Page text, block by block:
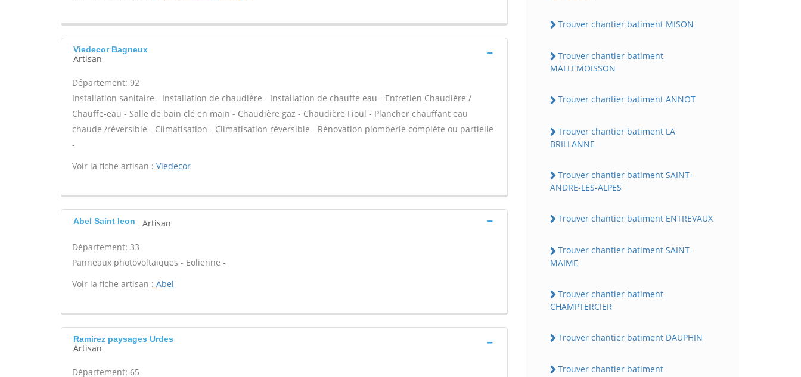
Viedecor Bagneux
Artisan
Département: 92
Installation sanitaire - Installation de chaudière - Installation de chauffe eau - Entretien Chaudière /
Chauffe-eau - Salle de bain clé en main - Chaudière gaz - Chaudière Fioul - Plancher chauffant eau
chaude /réversible - Climatisation - Climatisation réversible - Rénovation plomberie complète ou partielle
-
Voir la fiche artisan : Viedecor
Abel Saint leon Artisan
Département: 33
Panneaux photovoltaïques - Eolienne -
Voir la fiche artisan : Abel
Ramirez paysages Urdes
Artisan
Département: 65
Trouver chantier batiment MISON
Trouver chantier batiment
MALLEMOISSON
Trouver chantier batiment ANNOT
Trouver chantier batiment LA
BRILLANNE
Trouver chantier batiment SAINT-
ANDRE-LES-ALPES
Trouver chantier batiment ENTREVAUX
Trouver chantier batiment SAINT-
MAIME
Trouver chantier batiment
CHAMPTERCIER
Trouver chantier batiment DAUPHIN
Trouver chantier batiment